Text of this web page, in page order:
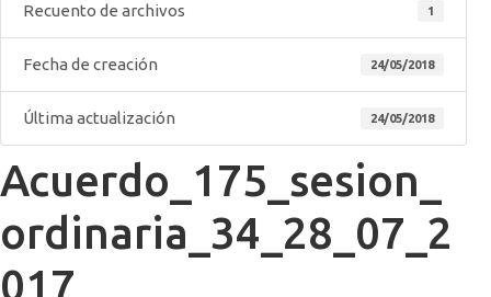
Recuento de archivos 1
Fecha de creación 24/05/2018
Última actualización 24/05/2018
Acuerdo_175_sesion_
ordinaria_34_28_07_2
017